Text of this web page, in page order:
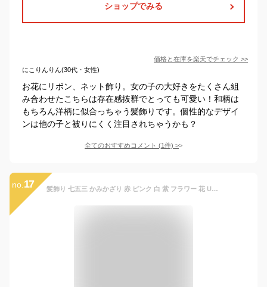
ショップでみる
価格と在庫を楽天でチェック >>
にこりんりん(30代・女性)
お花にリボン、ネット飾り。女の子の大好きをたくさん組
み合わせたこちらは存在感抜群でとっても可愛い！和柄は
もちろん洋柄に似合っちゃう髪飾りです。個性的なデザイ
ンは他の子と被りにくく注目されちゃうかも？
全てのおすすめコメント (1件) >
no. 17 髪飾り 七五三 かみかざり 赤 ピンク 白 紫 フラワー 花 Uピン ヘアピン 和装 和柄【W14-】 浴衣髪飾り 袴髪飾り 卒業式髪飾り 成人式髪飾り 前撮りアイテム 子供 キッズ 女の子 髪留め (ピンク)